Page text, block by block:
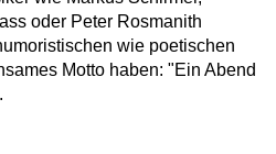
oder Peter Rosmanith
wie poetischen
Motto haben: "Ein Abend